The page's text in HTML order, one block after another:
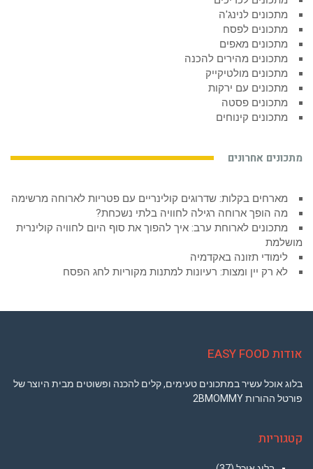
מתכונים לנינג'ה
מתכונים לפסח
מתכונים מאפים
מתכונים מהירים להכנה
מתכונים מולטיקייק
מתכונים עם ירקות
מתכונים פסטה
מתכונים קינוחים
מתכונים אחרונים
מארחים בקלות: שדרוגים קולינריים עם פטריות לארוחה מרשימה
מה הופך ארוחה רגילה לחוויה בלתי נשכחת?
מתכונים לארוחת ערב: איך להפוך את סוף היום לחוויה קולינרית
מושלמת
לימודי תזונה באקדמיה
לא רק יין ומצות: רעיונות למתנות מקוריות לחג הפסח
אודות EASY FOOD
בלוג אוכל עשיר במתכונים טעימים, קלים להכנה ופשוטים מבית היוצר של
פורטל ההורות 2BMOMMY
קטגוריות